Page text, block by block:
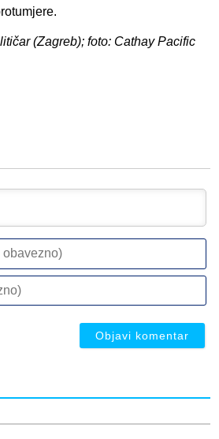
(Zagreb); foto: Cathay Pacific